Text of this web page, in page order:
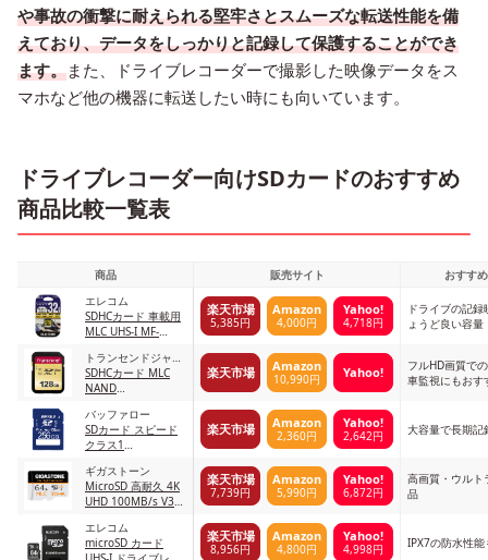
や事故の衝撃に耐えられる堅牢さとスムーズな転送性能を備
えており、データをしっかりと記録して保護することができ
ます。また、ドライブレコーダーで撮影した映像データをス
マホなど他の機器に転送したい時にも向いています。
ドライブレコーダー向けSDカードのおすすめ
商品比較一覧表
商品 販売サイト
おすす
エレコム
SDHCカード 車載用
MLC UHS-I MF-
楽天市場
5,385円
Amazon
4,000円
Yahoo!
4,718円
ドライブの記
ょうど良い容量
トランセンドジャパ
ン
SDHCカード MLC
NAND
楽天市場 Amazon
10,990円 Yahoo!
フルHD画質で
車監視にもおす
バッファロー
SDカード スピード
クラス1
RSDC-256U11HA/N
楽天市場 Amazon
2,360円
Yahoo!
2,642円 大容量で長期記
ギガストーン
MicroSD 高耐久 4K
UHD 100MB/s V30
64GB
楽天市場
7,739円
Amazon
5,990円
Yahoo!
6,872円
高画質・ウルト
品
エレコム
microSD カード
楽天市場
8,956円
Amazon
4,800円
Yahoo!
4,998円 IPX7の防水性能